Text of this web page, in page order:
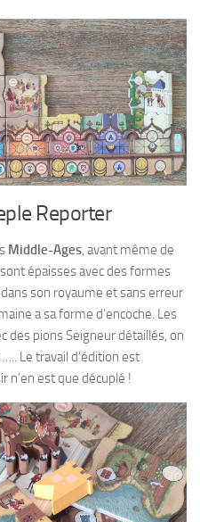
Reporter
Middle-Ages, avant même de
épaisses avec des formes
son royaume et sans erreur
a sa forme d’encoche. Les
des pions Seigneur détaillés, on
Le travail d’édition est
n’en est que décuplé !